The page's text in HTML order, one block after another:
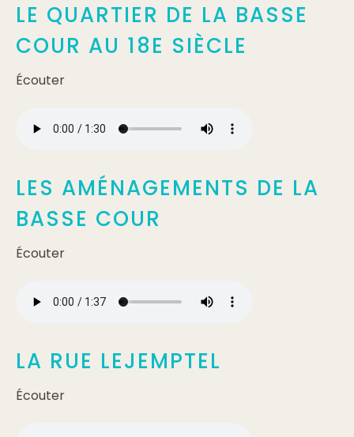
LE QUARTIER DE LA BASSE
COUR AU 18E SIÈCLE
Écouter
LES AMÉNAGEMENTS DE LA
BASSE COUR
Écouter
LA RUE LEJEMPTEL
Écouter